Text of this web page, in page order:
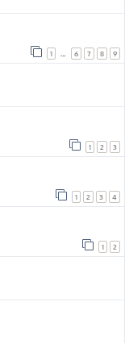
1 6 7 8 9
1 2 3
1 2 3 4
1 2